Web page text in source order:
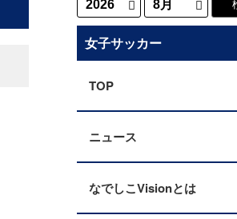
女子サッカー
TOP
ニュース
なでしこVisionとは